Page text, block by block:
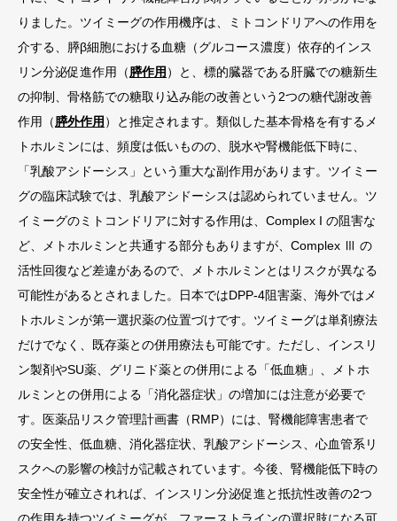
りました。ツイミーグの作用機序は、ミトコンドリアへの作用を
介する、膵β細胞における血糖（グルコース濃度）依存的インス
リン分泌促進作用（膵作用 ）と、標的臓器である肝臓での糖新生
の抑制、骨格筋での糖取り込み能の改善という2つの糖代謝改善
作用（膵外作用 ）と推定されます。類似した基本骨格を有するメ
トホルミンには、頻度は低いものの、脱水や腎機能低下時に、
「乳酸アシドーシス」という重大な副作用があります。ツイミー
グの臨床試験では、乳酸アシドーシスは認められていません。ツ
イミーグのミトコンドリアに対する作用は、Complex I の阻害な
ど、メトホルミンと共通する部分もありますが、Complex Ⅲ の
活性回復など差違があるので、メトホルミンとはリスクが異なる
可能性があるとされました。日本ではDPP-4阻害薬、海外ではメ
トホルミンが第一選択薬の位置づけです。ツイミーグは単剤療法
だけでなく、既存薬との併用療法も可能です。ただし、インスリ
ン製剤やSU薬、グリニド薬との併用による「低血糖」、メトホ
ルミンとの併用による「消化器症状」の増加には注意が必要で
す。医薬品リスク管理計画書（RMP）には、腎機能障害患者で
の安全性、低血糖、消化器症状、乳酸アシドーシス、心血管系リ
スクへの影響の検討が記載されています。今後、腎機能低下時の
安全性が確立されれば、インスリン分泌促進と抵抗性改善の2つ